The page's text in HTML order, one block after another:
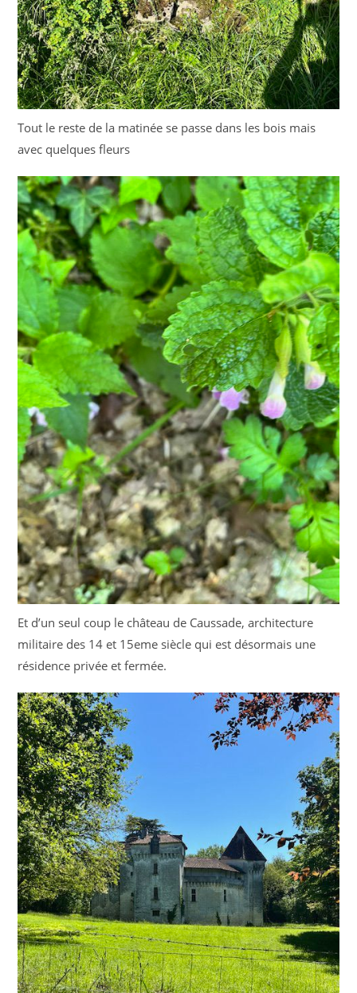
Tout le reste de la matinée se passe dans les bois mais
avec quelques fleurs
Et d’un seul coup le château de Caussade, architecture
militaire des 14 et 15eme siècle qui est désormais une
résidence privée et fermée.